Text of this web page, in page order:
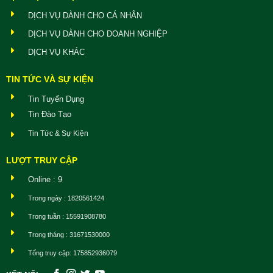
DỊCH VỤ DÀNH CHO CÁ NHÂN
DỊCH VỤ DÀNH CHO DOANH NGHIỆP
DỊCH VỤ KHÁC
TIN TỨC VÀ SỰ KIỆN
Tin Tuyển Dụng
Tin Đào Tạo
Tin Tức & Sự Kiện
LƯỢT TRUY CẬP
Online : 9
Trong ngày : 1820561424
Trong tuần : 15591908780
Trong tháng : 31671530000
Tổng truy cập: 175852936079